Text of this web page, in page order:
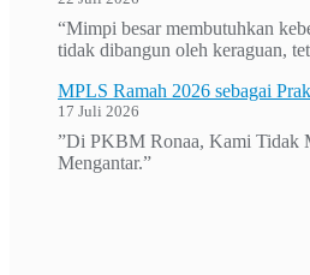
“Mimpi besar membutuhkan
tidak dibangun oleh keraguan,
MPLS Ramah 2026 sebagai
17 Juli 2026
”Di PKBM Ronaa, Kami
Mengantar.”